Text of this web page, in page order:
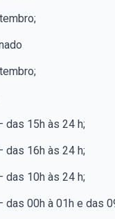
das 15h às 24 h;
das 16h às 24 h;
das 10h às 24 h;
00h à 01h e das